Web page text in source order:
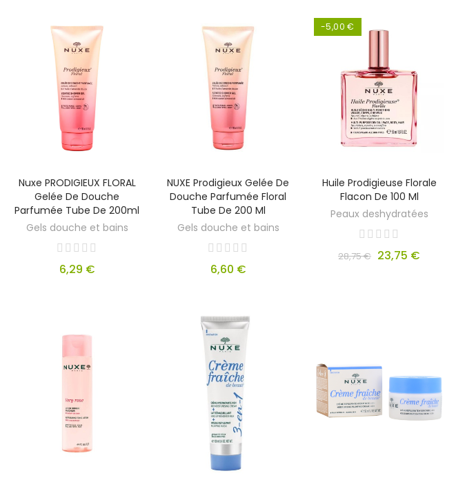
Nuxe PRODIGIEUX FLORAL
Gelée De Douche
Parfumée Tube De 200ml
Gels douche et bains
6,29 €
NUXE Prodigieux Gelée De
Douche Parfumée Floral
Tube De 200 Ml
Gels douche et bains
6,60 €
-5,00 €
Huile Prodigieuse Florale
Flacon De 100 Ml
Peaux deshydratées
28,75 € 23,75 €